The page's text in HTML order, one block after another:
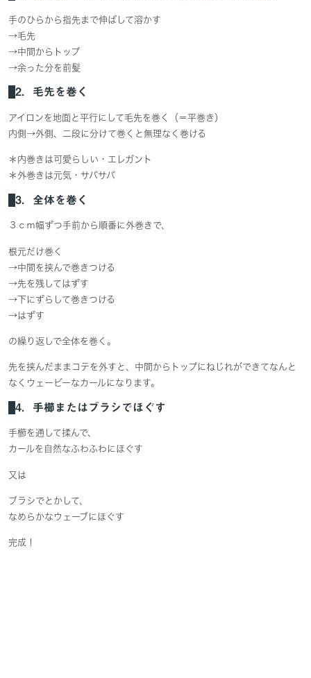
手のひらから指先まで伸ばして溶かす
→毛先
→中間からトップ
→余った分を前髪
2．毛先を巻く
アイロンを地面と平行にして毛先を巻く（＝平巻き）
内側→外側、二段に分けて巻くと無理なく巻ける
＊内巻きは可愛らしい・エレガント
＊外巻きは元気・サバサバ
3．全体を巻く
３ｃｍ幅ずつ手前から順番に外巻きで、
根元だけ巻く
→中間を挟んで巻きつける
→先を残してはずす
→下にずらして巻きつける
→はずす
の繰り返しで全体を巻く。
先を挟んだままコテを外すと、中間からトップにねじれができてなんと
なくウェービーなカールになります。
4．手櫛またはブラシでほぐす
手櫛を通して揉んで、
カールを自然なふわふわにほぐす
又は
ブラシでとかして、
なめらかなウェーブにほぐす
完成！